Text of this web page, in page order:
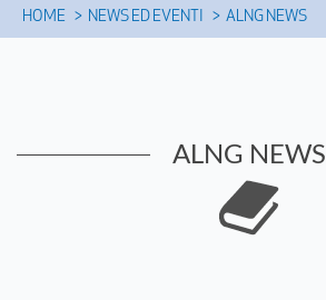
HOME NEWS ED EVENTI ALNG NEWS
ALNG NEWS